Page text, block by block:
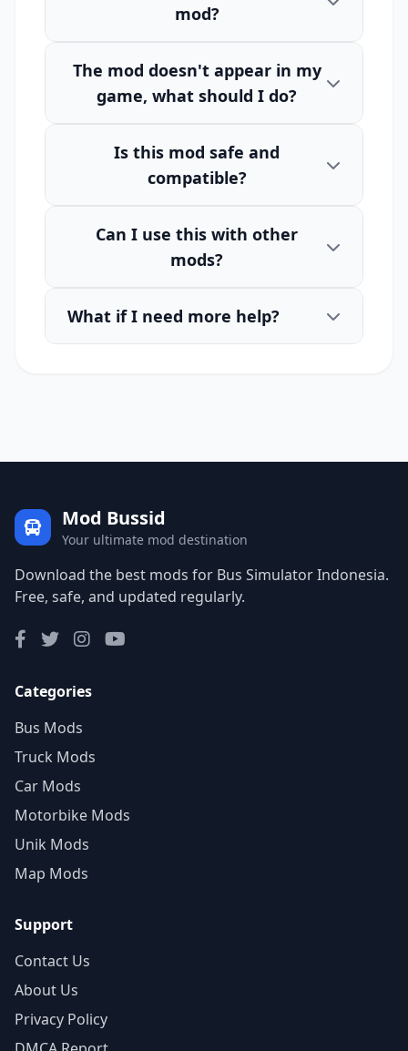
mod?
The mod doesn't appear in my
game, what should I do?
Is this mod safe and
compatible?
Can I use this with other
mods?
What if I need more help?
Mod Bussid
Your ultimate mod destination
Download the best mods for Bus Simulator Indonesia.
Free, safe, and updated regularly.
Categories
Bus Mods
Truck Mods
Car Mods
Motorbike Mods
Unik Mods
Map Mods
Support
Contact Us
About Us
Privacy Policy